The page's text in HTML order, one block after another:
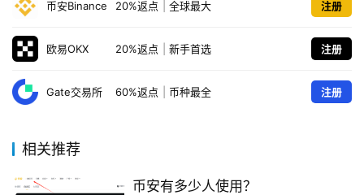
币安Binance 20%返点 全球最大 注册
欧易OKX 20%返点 新手首选 注册
Gate交易所 60%返点 币种最全 注册
相关推荐
币安有多少人使用？